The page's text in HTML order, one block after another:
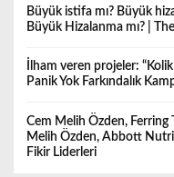
Büyük istifa mı? Büyük
Büyük Hizalanma mı? |
İlham veren projeler:
Panik Yok Farkındalık
Cem Melih Özden,
Melih Özden, Abbott
Fikir Liderleri